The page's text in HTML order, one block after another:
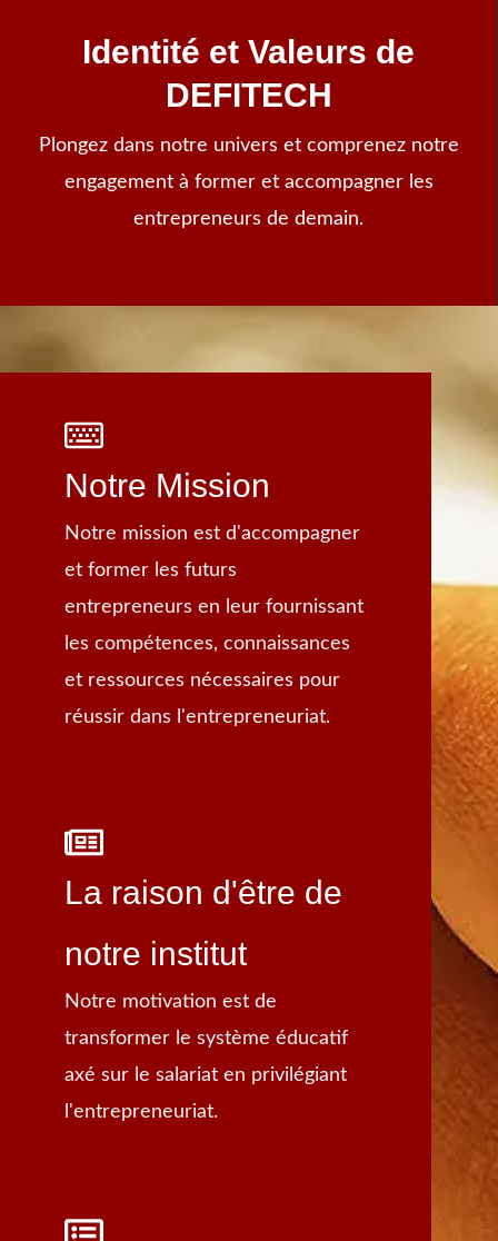
Identité et Valeurs de
DEFITECH
Plongez dans notre univers et comprenez notre
engagement à former et accompagner les
entrepreneurs de demain.
Notre Mission
Notre mission est d'accompagner
et former les futurs
entrepreneurs en leur fournissant
les compétences, connaissances
et ressources nécessaires pour
réussir dans l'entrepreneuriat.
La raison d'être de
notre institut
Notre motivation est de
transformer le système éducatif
axé sur le salariat en privilégiant
l'entrepreneuriat.